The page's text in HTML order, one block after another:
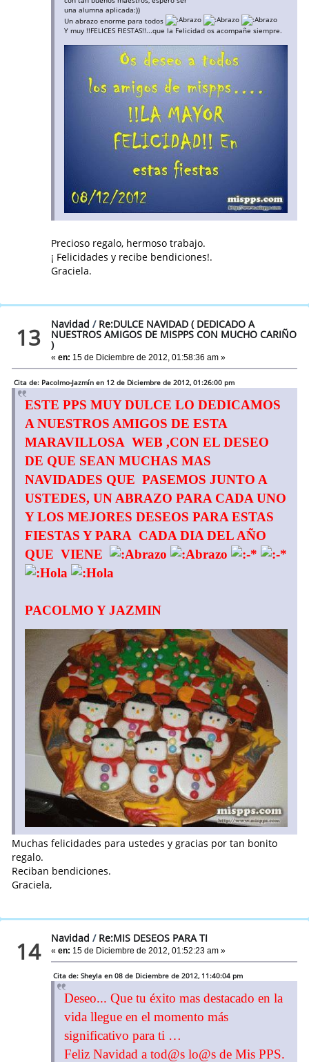
una alumna aplicada:))
Un abrazo enorme para todos
Y muy !!FELICES FIESTAS!!...que la Felicidad os acompañe siempre.
Precioso regalo, hermoso trabajo.
¡ Felicidades y recibe bendiciones!.
Graciela.
13 Navidad / Re:DULCE NAVIDAD ( DEDICADO A
NUESTROS AMIGOS DE MISPPS CON MUCHO CARIÑO
)
«en: 15 de Diciembre de 2012, 01:58:36 am »
Cita de: Pacolmo-Jazmín en 12 de Diciembre de 2012, 01:26:00 pm
ESTE PPS MUY DULCE LO DEDICAMOS
A NUESTROS AMIGOS DE ESTA
MARAVILLOSA WEB ,CON EL DESEO
DE QUE SEAN MUCHAS MAS
NAVIDADES QUE PASEMOS JUNTO A
USTEDES, UN ABRAZO PARA CADA UNO
Y LOS MEJORES DESEOS PARA ESTAS
FIESTAS Y PARA CADA DIA DEL AÑO
QUE VIENE
PACOLMO Y JAZMIN
Muchas felicidades para ustedes y gracias por tan bonito
regalo.
Reciban bendiciones.
Graciela,
14 Navidad / Re:MIS DESEOS PARA TI
«en: 15 de Diciembre de 2012, 01:52:23 am »
Cita de: Sheyla en 08 de Diciembre de 2012, 11:40:04 pm
Deseo... Que tu éxito mas destacado en la
vida llegue en el momento más
significativo para ti …
Feliz Navidad a tod@s lo@s de Mis PPS.